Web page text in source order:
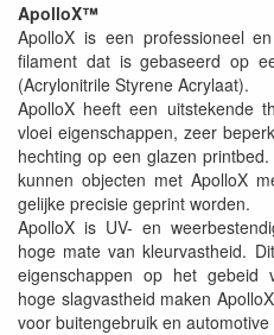
ApolloX™
ApolloX is een professioneel
filament dat is gebaseerd op
(Acrylonitrile Styrene Acrylaat).
ApolloX heeft een uitstekende
vloei eigenschappen, zeer
hechting op een glazen
kunnen objecten met ApolloX
gelijke precisie geprint worden.
ApolloX is UV- en
hoge mate van kleurvastheid.
eigenschappen op het gebeid
hoge slagvastheid maken
voor buitengebruik en